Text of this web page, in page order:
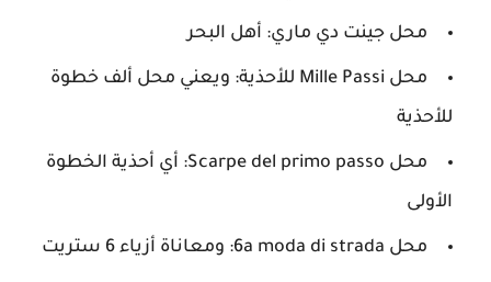
محل جينت دي ماري: أهل البحر
محل Mille Passi للأحذية: ويعني محل ألف خطوة
للأحذية
محل Scarpe del primo passo: أي أحذية الخطوة
الأولى
محل 6a moda di strada: ومعاناة أزياء 6 ستريت